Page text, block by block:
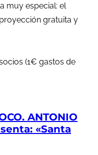
muy especial: el
gratuita y
(1€ gastos de
ANTONIO
«Santa